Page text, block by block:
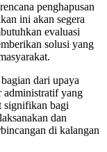
penghapusan
ini akan segera
evaluasi
solusi yang
dari upaya
administratif yang
signifikan bagi
dan
di kalangan